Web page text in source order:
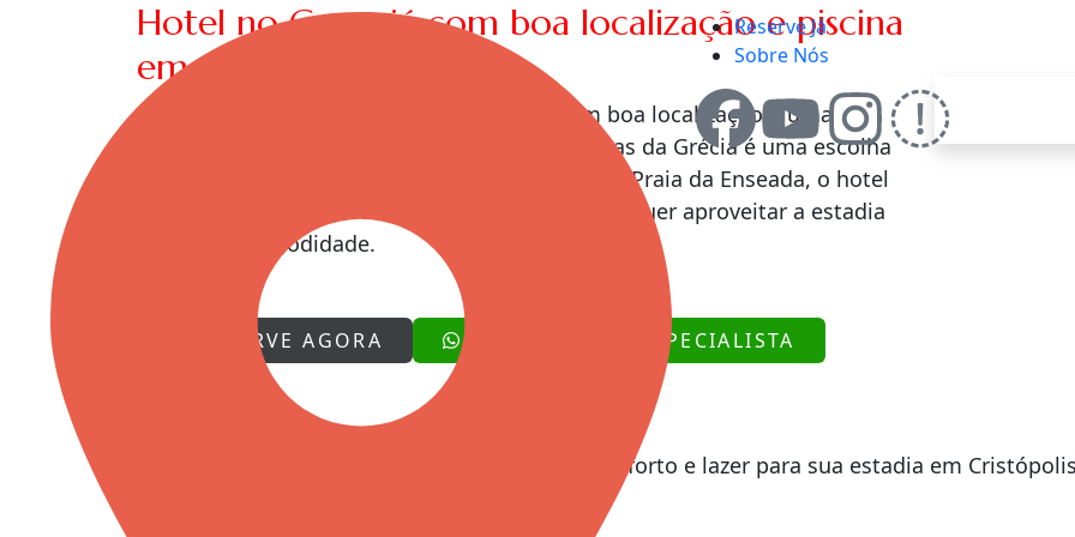
Reserve Já
Sobre Nós
Hotel no Guarujá com boa localização e piscina
em Cristópolis
Se você procura um hotel em Cristópolis com boa localização e uma
estrutura agradável para descansar, o Hotel Ilhas da Grécia é uma escolha
que une praticidade, conforto e lazer. Próximo à Praia da Enseada, o hotel
oferece uma experiência acolhedora para quem quer aproveitar a estadia
com mais comodidade.
RESERVE AGORA FALE COM UM ESPECIALISTA
Mais conforto e lazer para sua estadia em Cristópolis